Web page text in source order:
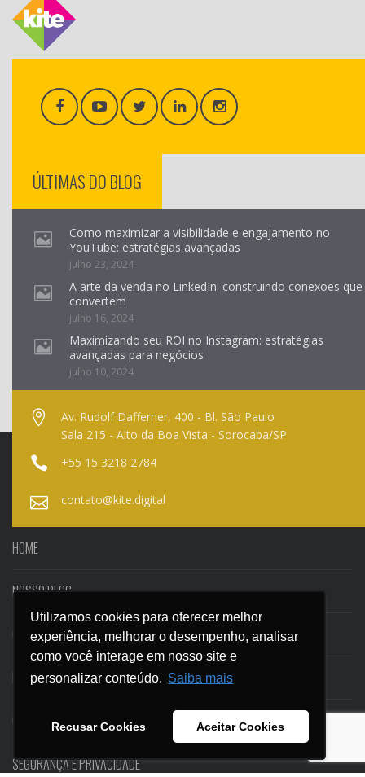
Utilizamos cookies para oferecer melhor
experiência, melhorar o desempenho, analisar
como você interage em nosso site e
personalizar conteúdo. Saiba mais
Recusar Cookies Aceitar Cookies
Utilizamos cookies para oferecer melhor
experiência, melhorar o desempenho, analisar
como você interage em nosso site e
personalizar conteúdo. Saiba mais
Recusar Cookies Aceitar Cookies
ÚLTIMAS DO BLOG
Como maximizar a visibilidade e engajamento no
YouTube: estratégias avançadas
julho 23, 2024
A arte da venda no LinkedIn: construindo conexões que
convertem
julho 16, 2024
Maximizando seu ROI no Instagram: estratégias
avançadas para negócios
julho 10, 2024
Av. Rudolf Dafferner, 400 - Bl. São Paulo
Sala 215 - Alto da Boa Vista - Sorocaba/SP
+55 15 3218 2784
contato@kite.digital
HOME
NOSSO BLOG
CASES
EBOOKS
CONTATO
SEGURANÇA E PRIVACIDADE